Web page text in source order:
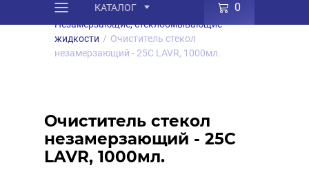
КАТАЛОГ 0
Каталог / Товары Автохимия
/
Незамерзающие, стеклоомывающие
жидкости / Очиститель стекол
незамерзающий - 25С LAVR, 1000мл.
Очиститель стекол
незамерзающий - 25С
LAVR, 1000мл.